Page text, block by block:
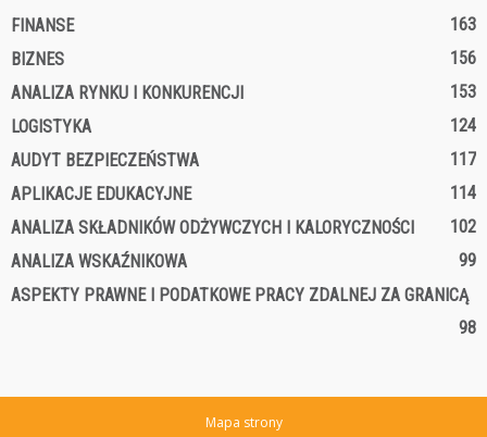
FINANSE
163
BIZNES
156
ANALIZA RYNKU I KONKURENCJI
153
LOGISTYKA
124
AUDYT BEZPIECZEŃSTWA
117
APLIKACJE EDUKACYJNE
114
ANALIZA SKŁADNIKÓW ODŻYWCZYCH I KALORYCZNOŚCI
102
ANALIZA WSKAŹNIKOWA
99
ASPEKTY PRAWNE I PODATKOWE PRACY ZDALNEJ ZA GRANICĄ
98
Mapa strony